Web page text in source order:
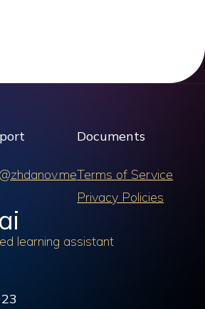
Documents
Terms of Service
Privacy Policies
learning assistant